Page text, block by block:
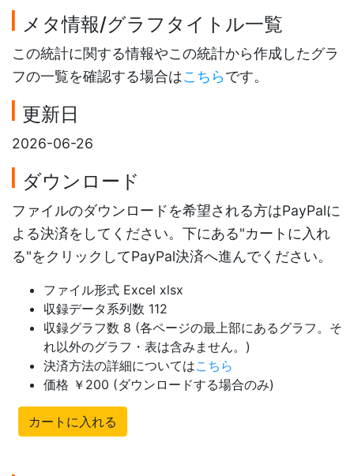
メタ情報/グラフタイトル一覧
この統計に関する情報やこの統計から作成したグラ
フの一覧を確認する場合はこちらです。
更新日
2026-06-26
ダウンロード
ファイルのダウンロードを希望される方はPayPalに
よる決済をしてください。下にある"カートに入れ
る"をクリックしてPayPal決済へ進んでください。
ファイル形式 Excel xlsx
収録データ系列数 112
収録グラフ数 8 (各ページの最上部にあるグラフ。そ
れ以外のグラフ・表は含みません。)
決済方法の詳細についてはこちら
価格 ￥200 (ダウンロードする場合のみ)
カートに入れる